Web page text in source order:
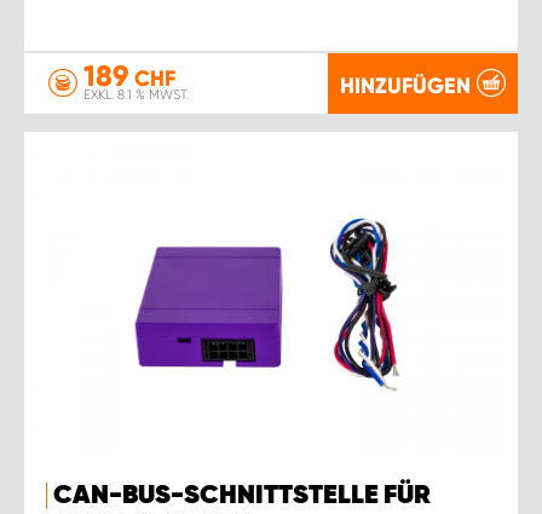
189 CHF
EXKL. 8.1 % MWST. HINZUFÜGEN
CAN-BUS-SCHNITTSTELLE FÜR